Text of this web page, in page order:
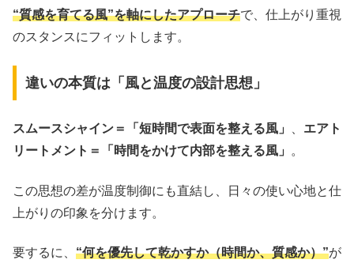
“質感を育てる風”を軸にしたアプローチで、仕上がり重視
のスタンスにフィットします。
違いの本質は「風と温度の設計思想」
スムースシャイン＝「短時間で表面を整える風」
エアト
リートメント＝「時間をかけて内部を整える風」
。
この思想の差が温度制御にも直結し、日々の使い心地と仕
上がりの印象を分けます。
要するに、 “何を優先して乾かすか（時間か、質感か）”が